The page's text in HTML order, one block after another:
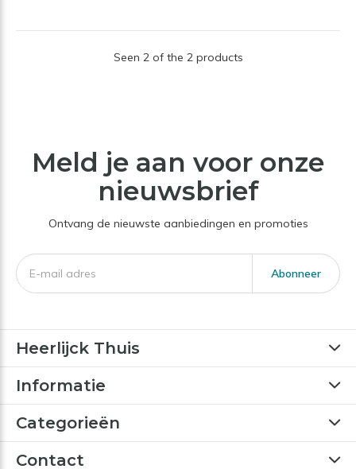
Seen 2 of the 2 products
Meld je aan voor onze
nieuwsbrief
Ontvang de nieuwste aanbiedingen en promoties
Abonneer
Heerlijck Thuis
Informatie
Categorieën
Contact